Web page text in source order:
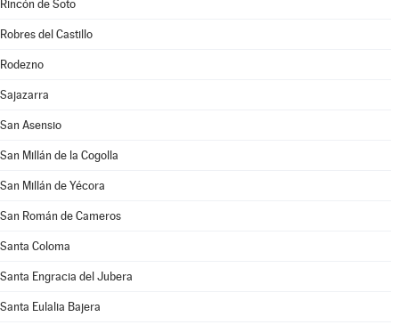
Rincón de Soto
Robres del Castillo
Rodezno
Sajazarra
San Asensio
San Millán de la Cogolla
San Millán de Yécora
San Román de Cameros
Santa Coloma
Santa Engracia del Jubera
Santa Eulalia Bajera